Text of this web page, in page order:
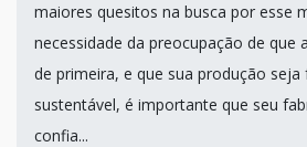
maiores quesitos na busca por esse
necessidade da preocupação de que
de primeira, e que sua produção seja
sustentável, é importante que seu
confia...